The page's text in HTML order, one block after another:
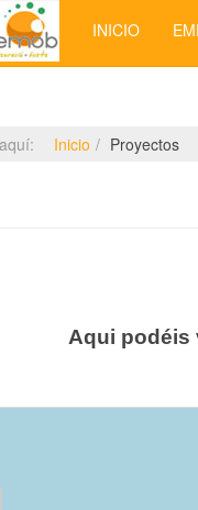
INICIO
Inicio Proyectos
Aqui podéis